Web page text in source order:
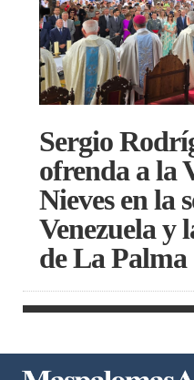
Sergio
ofrenda a la
Nieves en la
Venezuela y
de La Palma